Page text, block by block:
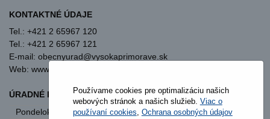
KONTAKTNÉ ÚDAJE
Tel.: +421 2 65967 120
Tel.: +421 2 65967 121
E-mail: obecnyurad@vysokaprimorave.sk
Web: www.vysokaprimorave.sk
ÚRADNÉ HODINY OBECNÝ ÚRAD
Pondelok
8:00 - 12:00
13:00 - 15:30
Používame cookies pre optimalizáciu našich
webových stránok a našich služieb. Viac o
používaní cookies Ochrana osobných údajov